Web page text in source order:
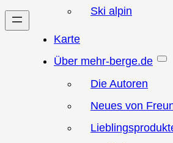
Ski alpin
Karte
Über mehr-berge.de
Die Autoren
Neues von